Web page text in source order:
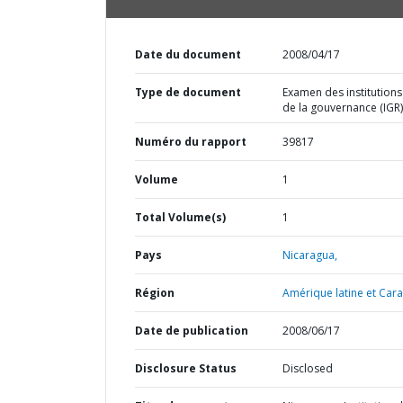
Date du document 2008/04/17
Type de document
Examen des
de la gouvernance (IGR)
Numéro du rapport 39817
Volume 1
Total Volume(s) 1
Pays Nicaragua,
Région Amérique latine et
Date de publication 2008/06/17
Disclosure Status Disclosed